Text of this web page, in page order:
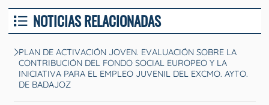
NOTICIAS RELACIONADAS
PLAN DE ACTIVACIÓN JOVEN. EVALUACIÓN SOBRE LA
CONTRIBUCIÓN DEL FONDO SOCIAL EUROPEO Y LA
INICIATIVA PARA EL EMPLEO JUVENIL DEL EXCMO. AYTO.
DE BADAJOZ